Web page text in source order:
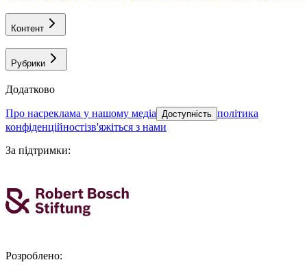
Контент
Рубрики
Додатково
про насреклама у нашому медіа Доступність політика
конфіденційностізв'яжіться з нами
За підтримки:
Розроблено: